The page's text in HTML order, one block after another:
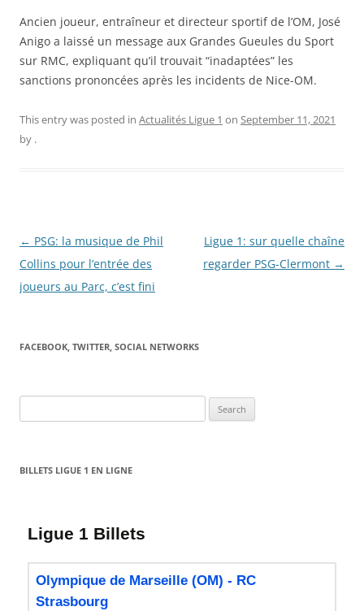
Ancien joueur, entraîneur et directeur sportif de l’OM, José
Anigo a laissé un message aux Grandes Gueules du Sport
sur RMC, expliquant qu’il trouvait “inadaptées” les
sanctions prononcées après les incidents de Nice-OM.
This entry was posted in Actualités Ligue 1 on September 11, 2021
by .
Post
navigation
← PSG: la musique de Phil
Collins pour l’entrée des
joueurs au Parc, c’est fini
Ligue 1: sur quelle chaîne
regarder PSG-Clermont →
FACEBOOK, TWITTER, SOCIAL NETWORKS
for:
BILLETS LIGUE 1 EN LIGNE